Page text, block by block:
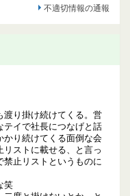
不適切情報の通報
渡り掛け続けてくる。営
テイで社長につなげと話
かり続けてくる面倒な会
ストに載せる、と言っ
止リストというものに
笑